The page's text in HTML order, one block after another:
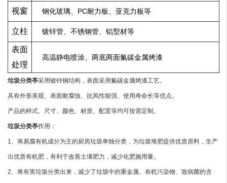
视窗 钢化玻璃、PC耐力板、亚克力板等
立柱 镀锌管、不锈钢管、铝型材等
表面
处理
高温静电喷涂、两底两面氟碳金属烤漆
垃圾分类亭采用镀锌钢结构，表面采用氟碳金属烤漆工艺。
具有外形美观、表面耐腐蚀、抗风性能强、使用寿命长等优点。
产品的样式、尺寸、颜色、材质、配置等均可按需定制。
垃圾分类亭作用：
1、将易腐有机成分为主的厨房垃圾单独分类，为垃圾堆肥提供优质原料，生产
出优质有机肥，有利于改善土壤肥力，减少化肥施用量。
2、将有害垃圾分类出来，减少了垃圾中的重金属、有机污染物、致病菌的含